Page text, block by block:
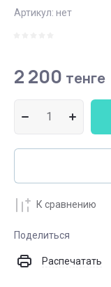
Артикул: нет
2 200 тенге
К сравнению
Поделиться
Распечатать